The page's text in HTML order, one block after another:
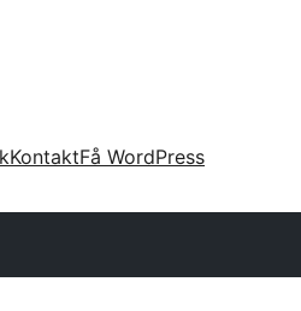
KontaktFå WordPress